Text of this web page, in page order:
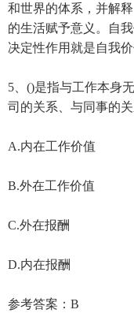
和世界的体系，并解
的生活赋予意义。自
决定性作用就是自我价
5、()是指与工作本身
司的关系、与同事的关
A.内在工作价值
B.外在工作价值
C.外在报酬
D.内在报酬
参考答案：B